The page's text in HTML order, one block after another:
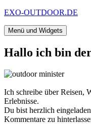
Zum
springen
EXO-OUTDOOR.DE
Menü und Widgets
Hallo ich bin
Ich schreibe über Reisen,
Erlebnisse.
Du bist herzlich
Kommentare zu